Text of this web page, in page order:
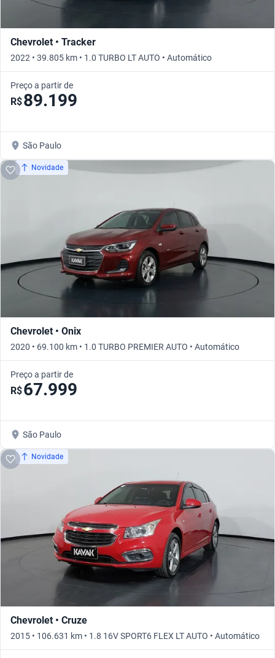
Chevrolet • Tracker
2022 • 39.805 km • 1.0 TURBO LT AUTO • Automático
Preço a partir de
R$89.199
São Paulo
Novidade
Chevrolet • Onix
2020 • 69.100 km • 1.0 TURBO PREMIER AUTO • Automático
Preço a partir de
R$67.999
São Paulo
Novidade
Chevrolet • Cruze
2015 • 106.631 km • 1.8 16V SPORT6 FLEX LT AUTO • Automático